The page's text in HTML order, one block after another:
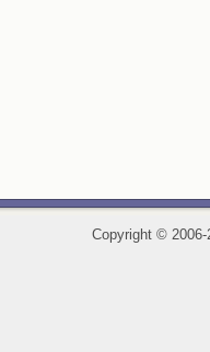
Copyright ©